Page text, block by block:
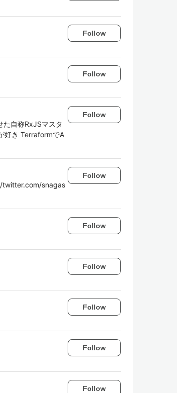
Follow
Follow
た自称RxJSマスタ
好き TerraformでA
Follow
snagas
Follow
Follow
Follow
Follow
Follow
Follow